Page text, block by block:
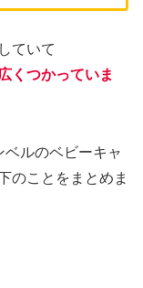
ていて
くつかっていま
ルのベビーキャ
のことをまとめま